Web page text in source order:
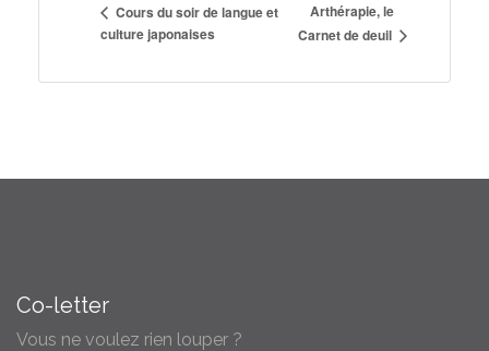
Cours du soir de langue et
culture japonaises
Arthérapie, le
Carnet de deuil
Co-letter
Vous ne voulez rien louper ?